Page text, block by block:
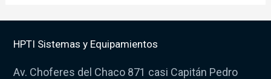
HPTI Sistemas y Equipamientos
Av. Choferes del Chaco 871 casi Capitán Pedro